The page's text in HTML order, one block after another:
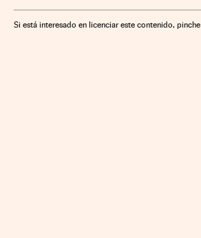
Grupo PSA
Si está interesado en licenciar este contenido, pinche